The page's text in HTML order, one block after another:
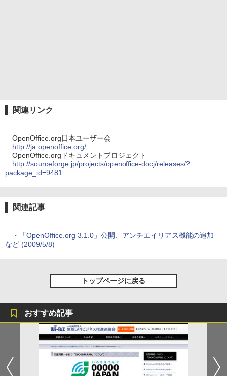
関連リンク
OpenOffice.org日本ユーザー会
http://ja.openoffice.org/
OpenOffice.orgドキュメントプロジェクト
http://sourceforge.jp/projects/openoffice-docj/releases/?
package_id=9481
関連記事
・
「OpenOffice.org 3.1.0」公開、アンチエイリアス機能の追加
など (2009/5/8)
トップページに戻る
おすすめ記事